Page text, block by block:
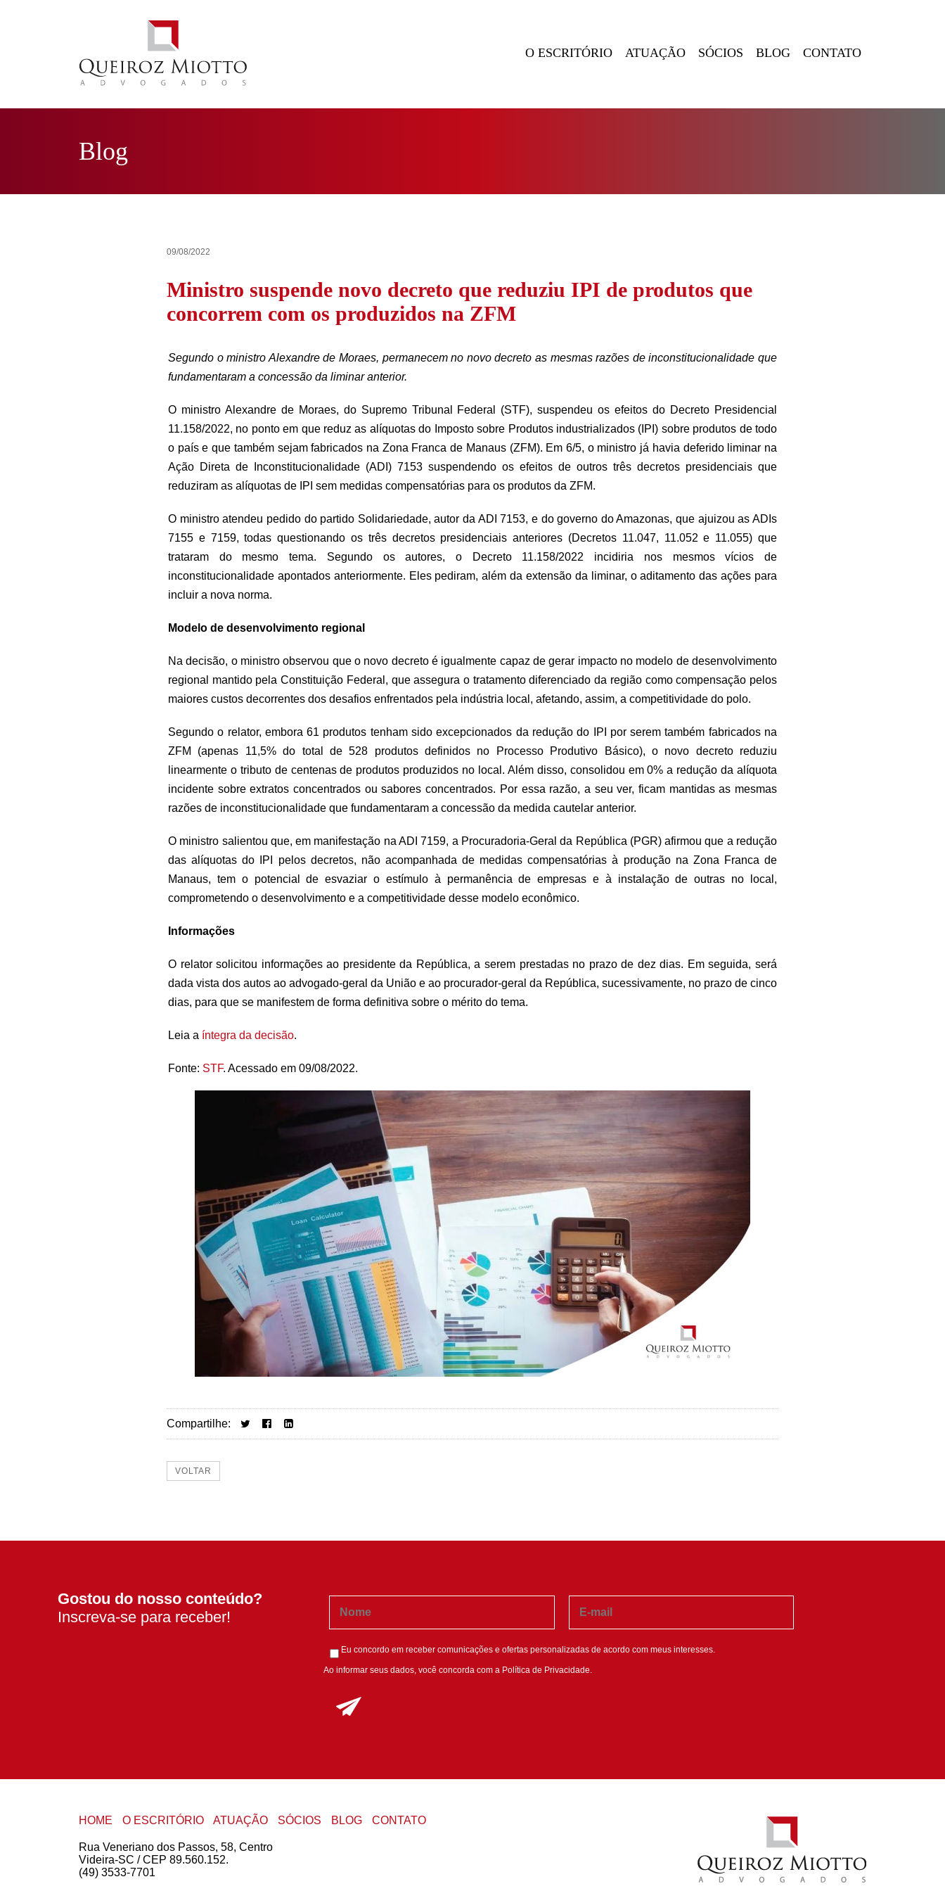
O ESCRITÓRIO ATUAÇÃO SÓCIOS BLOG CONTATO
Blog
09/08/2022
Ministro suspende novo decreto que reduziu IPI de produtos que
concorrem com os produzidos na ZFM
Segundo o ministro Alexandre de Moraes, permanecem no novo decreto as mesmas razões de inconstitucionalidade que
fundamentaram a concessão da liminar anterior.
O ministro Alexandre de Moraes, do Supremo Tribunal Federal (STF), suspendeu os efeitos do Decreto Presidencial
11.158/2022, no ponto em que reduz as alíquotas do Imposto sobre Produtos industrializados (IPI) sobre produtos de todo
o país e que também sejam fabricados na Zona Franca de Manaus (ZFM). Em 6/5, o ministro já havia deferido liminar na
Ação Direta de Inconstitucionalidade (ADI) 7153 suspendendo os efeitos de outros três decretos presidenciais que
reduziram as alíquotas de IPI sem medidas compensatórias para os produtos da ZFM.
O ministro atendeu pedido do partido Solidariedade, autor da ADI 7153, e do governo do Amazonas, que ajuizou as ADIs
7155 e 7159, todas questionando os três decretos presidenciais anteriores (Decretos 11.047, 11.052 e 11.055) que
trataram do mesmo tema. Segundo os autores, o Decreto 11.158/2022 incidiria nos mesmos vícios de
inconstitucionalidade apontados anteriormente. Eles pediram, além da extensão da liminar, o aditamento das ações para
incluir a nova norma.
Modelo de desenvolvimento regional
Na decisão, o ministro observou que o novo decreto é igualmente capaz de gerar impacto no modelo de desenvolvimento
regional mantido pela Constituição Federal, que assegura o tratamento diferenciado da região como compensação pelos
maiores custos decorrentes dos desafios enfrentados pela indústria local, afetando, assim, a competitividade do polo.
Segundo o relator, embora 61 produtos tenham sido excepcionados da redução do IPI por serem também fabricados na
ZFM (apenas 11,5% do total de 528 produtos definidos no Processo Produtivo Básico), o novo decreto reduziu
linearmente o tributo de centenas de produtos produzidos no local. Além disso, consolidou em 0% a redução da alíquota
incidente sobre extratos concentrados ou sabores concentrados. Por essa razão, a seu ver, ficam mantidas as mesmas
razões de inconstitucionalidade que fundamentaram a concessão da medida cautelar anterior.
O ministro salientou que, em manifestação na ADI 7159, a Procuradoria-Geral da República (PGR) afirmou que a redução
das alíquotas do IPI pelos decretos, não acompanhada de medidas compensatórias à produção na Zona Franca de
Manaus, tem o potencial de esvaziar o estímulo à permanência de empresas e à instalação de outras no local,
comprometendo o desenvolvimento e a competitividade desse modelo econômico.
Informações
O relator solicitou informações ao presidente da República, a serem prestadas no prazo de dez dias. Em seguida, será
dada vista dos autos ao advogado-geral da União e ao procurador-geral da República, sucessivamente, no prazo de cinco
dias, para que se manifestem de forma definitiva sobre o mérito do tema.
Leia a íntegra da decisão.
Fonte: STF. Acessado em 09/08/2022.
Compartilhe:
VOLTAR
Gostou do nosso conteúdo?
Inscreva-se para receber!
Eu concordo em receber comunicações e ofertas personalizadas de acordo com meus interesses.
Ao informar seus dados, você concorda com a Política de Privacidade
HOME O ESCRITÓRIO ATUAÇÃO SÓCIOS BLOG CONTATO
Rua Veneriano dos Passos, 58, Centro
Videira-SC / CEP 89.560.152.
(49) 3533-7701